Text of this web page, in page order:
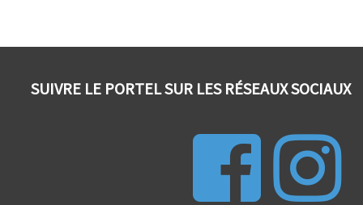
SUIVRE LE PORTEL SUR LES RÉSEAUX SOCIAUX